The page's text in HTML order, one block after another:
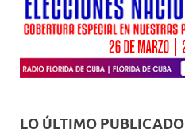
LO ÚLTIMO PUBLICADO